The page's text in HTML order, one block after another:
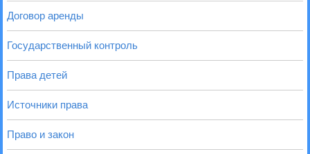
Договор аренды
Государственный контроль
Права детей
Источники права
Право и закон